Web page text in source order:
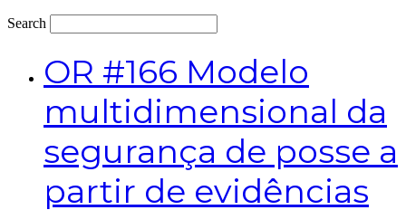
Search
OR #166 Modelo
multidimensional da
segurança de posse a
partir de evidências